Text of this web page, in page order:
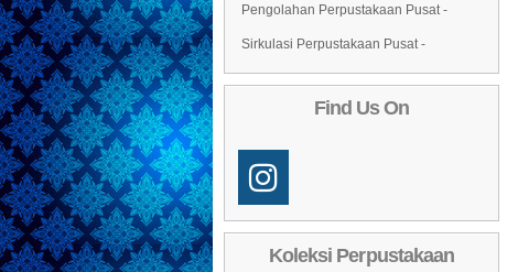
Pengolahan Perpustakaan Pusat -
Sirkulasi Perpustakaan Pusat -
Find Us On
Koleksi Perpustakaan